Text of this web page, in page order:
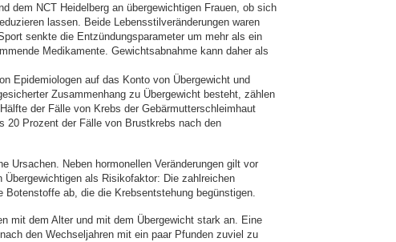
dem NCT Heidelberg an übergewichtigen Frauen, ob sich
lassen. Beide Lebensstilveränderungen waren
senkte die Entzündungsparameter um mehr als ein
Medikamente. Gewichtsabnahme kann daher als
Epidemiologen auf das Konto von Übergewicht und
Zusammenhang zu Übergewicht besteht, zählen
der Fälle von Krebs der Gebärmutterschleimhaut
20 Prozent der Fälle von Brustkrebs nach den
Ursachen. Neben hormonellen Veränderungen gilt vor
als Risikofaktor: Die zahlreichen
Botenstoffe ab, die die Krebsentstehung begünstigen.
mit dem Alter und mit dem Übergewicht stark an. Eine
den Wechseljahren mit ein paar Pfunden zuviel zu